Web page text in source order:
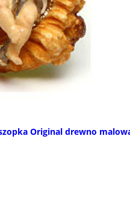
Original drewno